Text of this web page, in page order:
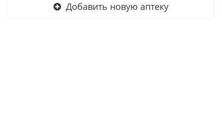
Добавить новую аптеку